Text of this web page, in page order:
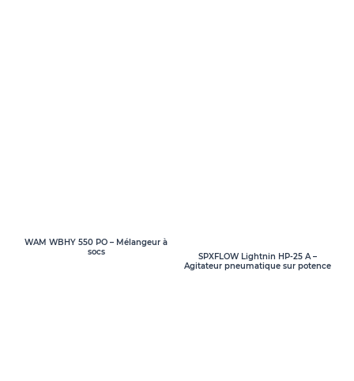
WAM WBHY 550 PO – Mélangeur à
socs
SPXFLOW Lightnin HP-25 A –
Agitateur pneumatique sur potence